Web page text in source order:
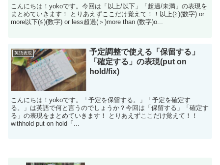
こんにちは！yokoです。今回は「以上/以下」「超過/未満」の表現を
まとめていきます！ とりあえずここだけ覚えて！！以上(≧)(数字) or
more以下(≦)(数字) or less超過(＞)more than (数字)o...
英語表現
予定調整で使える「保留する」
「確定する」の表現(put on
hold/fix)
こんにちは！yokoです。「予定を保留する。」「予定を確定す
る。」は英語で何と言うのでしょうか？今回は「保留する」「確定す
る」の表現をまとめていきます！ とりあえずここだけ覚えて！！
withhold put on hold「...